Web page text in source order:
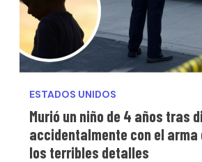
ESTADOS UNIDOS
Murió un niño de 4 años tras
accidentalmente con el arma
los terribles detalles